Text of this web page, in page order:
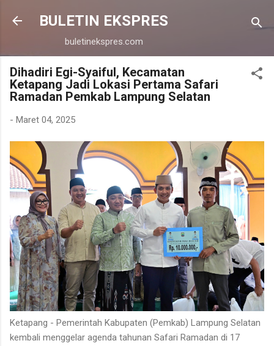
Langsung ke konten utama
BULETIN EKSPRES
buletinekspres.com
Dihadiri Egi-Syaiful, Kecamatan
Ketapang Jadi Lokasi Pertama Safari
Ramadan Pemkab Lampung Selatan
- Maret 04, 2025
Ketapang - Pemerintah Kabupaten (Pemkab) Lampung Selatan
kembali menggelar agenda tahunan Safari Ramadan di 17